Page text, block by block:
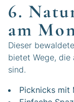
6.
am
Dieser
bietet Wege,
sind.
Picknicks mit